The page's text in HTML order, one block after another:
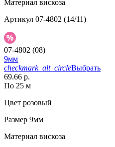
Материал вискоза
Артикул 07-4802 (14/11)
07-4802 (08)
9мм
checkmark_alt_circleВыбрать
69.66 р.
По 25 м
Цвет розовый
Размер 9мм
Материал вискоза